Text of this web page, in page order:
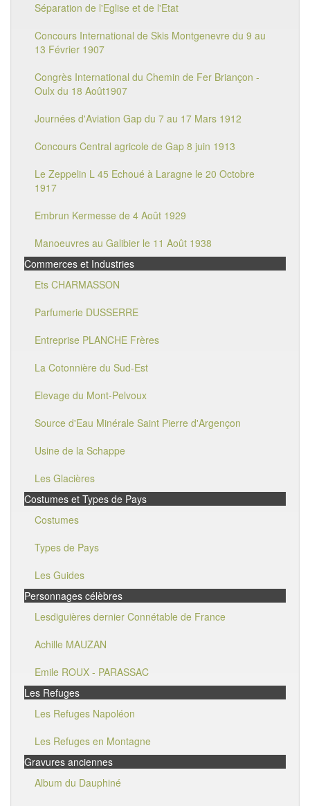
Séparation de l'Eglise et de l'Etat
Concours International de Skis Montgenevre du 9 au
13 Février 1907
Congrès International du Chemin de Fer Briançon -
Oulx du 18 Août1907
Journées d'Aviation Gap du 7 au 17 Mars 1912
Concours Central agricole de Gap 8 juin 1913
Le Zeppelin L 45 Echoué à Laragne le 20 Octobre
1917
Embrun Kermesse de 4 Août 1929
Manoeuvres au Galibier le 11 Août 1938
Commerces et Industries
Ets CHARMASSON
Parfumerie DUSSERRE
Entreprise PLANCHE Frères
La Cotonnière du Sud-Est
Elevage du Mont-Pelvoux
Source d'Eau Minérale Saint Pierre d'Argençon
Usine de la Schappe
Les Glacières
Costumes et Types de Pays
Costumes
Types de Pays
Les Guides
Personnages célèbres
Lesdiguières dernier Connétable de France
Achille MAUZAN
Emile ROUX - PARASSAC
Les Refuges
Les Refuges Napoléon
Les Refuges en Montagne
Gravures anciennes
Album du Dauphiné